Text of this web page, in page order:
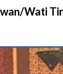
Wati